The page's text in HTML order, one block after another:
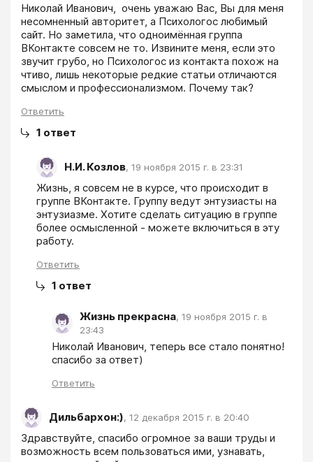
Николай Иванович,  очень уважаю Вас, Вы для меня
несомненный авторитет, а Психологос любимый
сайт. Но заметила, что одноимённая группа
ВКонтакте совсем не то. Извините меня, если это
звучит грубо, но Психологос из контакта похож на
чтиво, лишь некоторые редкие статьи отличаются
смыслом и профессионализмом. Почему так?
Ответить
1 ответ
Н.И. Козлов, 19 ноября 2015 г. в 23:31
Жизнь, я совсем не в курсе, что происходит в
группе ВКонтакте. Группу ведут энтузиасты на
энтузиазме. Хотите сделать ситуацию в группе
более осмысленной - можете включиться в эту
работу.
Ответить
1 ответ
Жизнь прекрасна, 19 ноября 2015 г. в
23:43
Николай Иванович, теперь все стало понятно!
спасибо за ответ)
Ответить
Дильбархон:), 12 декабря 2015 г. в 20:40
Здравствуйте, спасибо огромное за ваши труды и
возможность всем пользоваться ими, узнавать,